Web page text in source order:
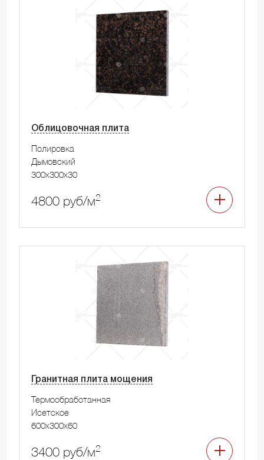
Облицовочная плита
Полировка
Дымовский
300x300x30
4800 руб/м2
Гранитная плита мощения
Термообработанная
Исетское
600x300x60
3400 руб/м2